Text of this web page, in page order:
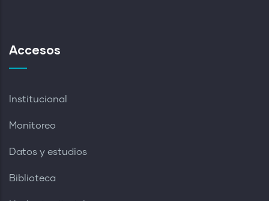
Accesos
Institucional
Monitoreo
Datos y estudios
Biblioteca